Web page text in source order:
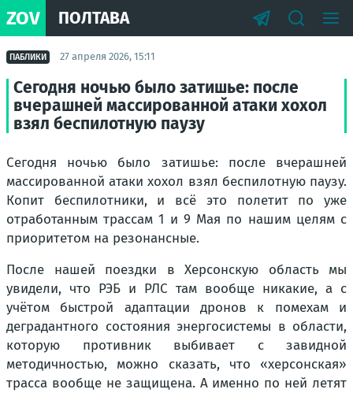
ZOV ПОЛТАВА
ПАБЛИКИ 27 апреля 2026, 15:11
Сегодня ночью было затишье: после
вчерашней массированной атаки хохол
взял беспилотную паузу
Сегодня ночью было затишье: после вчерашней
массированной атаки хохол взял беспилотную паузу.
Копит беспилотники, и всё это полетит по уже
отработанным трассам 1 и 9 Мая по нашим целям с
приоритетом на резонансные.
После нашей поездки в Херсонскую область мы
увидели, что РЭБ и РЛС там вообще никакие, а с
учётом быстрой адаптации дронов к помехам и
деградантного состояния энергосистемы в области,
которую противник выбивает с завидной
методичностью, можно сказать, что «херсонская»
трасса вообще не защищена. А именно по ней летят